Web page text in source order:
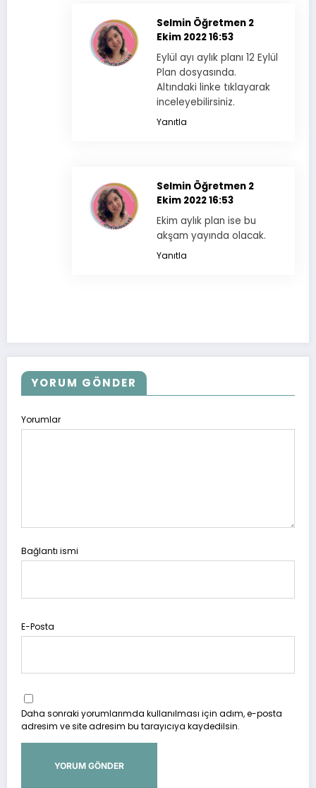
Selmin Öğretmen 2
Ekim 2022 16:53
Eylül ayı aylık planı 12 Eylül
Plan dosyasında.
Altındaki linke tıklayarak
inceleyebilirsiniz.
Yanıtla
Selmin Öğretmen 2
Ekim 2022 16:53
Ekim aylık plan ise bu
akşam yayında olacak.
Yanıtla
YORUM GÖNDER
Yorumlar
Bağlantı ismi
E-Posta
Daha sonraki yorumlarımda kullanılması için adım, e-posta
adresim ve site adresim bu tarayıcıya kaydedilsin.